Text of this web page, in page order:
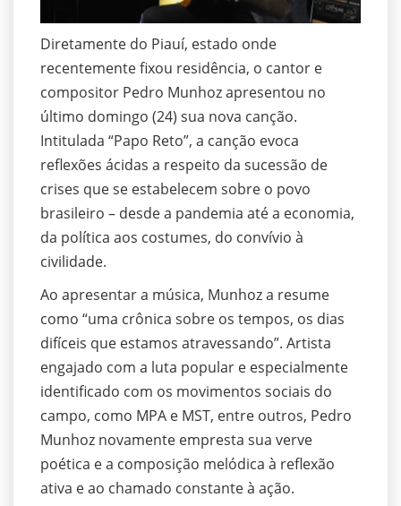
Diretamente do Piauí, estado onde
recentemente fixou residência, o cantor e
compositor Pedro Munhoz apresentou no
último domingo (24) sua nova canção.
Intitulada “Papo Reto”, a canção evoca
reflexões ácidas a respeito da sucessão de
crises que se estabelecem sobre o povo
brasileiro – desde a pandemia até a economia,
da política aos costumes, do convívio à
civilidade.
Ao apresentar a música, Munhoz a resume
como “uma crônica sobre os tempos, os dias
difíceis que estamos atravessando”. Artista
engajado com a luta popular e especialmente
identificado com os movimentos sociais do
campo, como MPA e MST, entre outros, Pedro
Munhoz novamente empresta sua verve
poética e a composição melódica à reflexão
ativa e ao chamado constante à ação.